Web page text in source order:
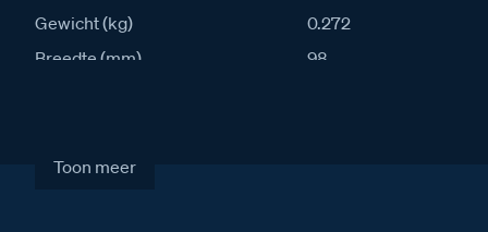
Gewicht (kg)
0.272
Breedte (mm)
98
IK waarde
Toon meer